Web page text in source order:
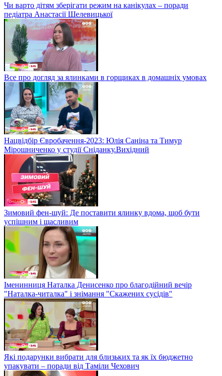
Чи варто дітям зберігати режим на канікулах – поради
педіатра Анастасії Шелевицької
Все про догляд за ялинками в горщиках в домашніх умовах
Нацвідбір Євробачення-2023: Юлія Саніна та Тимур
Мірошниченко у студії Сніданку.Вихідний
Зимовий фен-шуй: Де поставити ялинку вдома, щоб бути
успішним і щасливим
Іменинниця Наталка Денисенко про благодійний вечір
"Наталка-читалка" і знімання "Скажених сусідів"
Які подарунки вибрати для близьких та як їх бюджетно
упакувати – поради від Таміли Чехович